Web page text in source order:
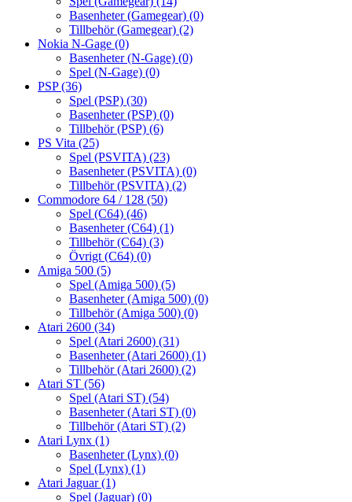
Basenheter (Gamegear) (0)
Tillbehör (Gamegear) (2)
Nokia N-Gage (0)
Basenheter (N-Gage) (0)
Spel (N-Gage) (0)
PSP(36)
Spel (PSP) (30)
Basenheter (PSP) (0)
Tillbehör (PSP) (6)
PS Vita (25)
Spel (PSVITA) (23)
Basenheter (PSVITA) (0)
Tillbehör (PSVITA) (2)
Commodore 64 / 128 (50)
Spel (C64) (46)
Basenheter (C64) (1)
Tillbehör (C64) (3)
Övrigt (C64) (0)
Amiga 500 (5)
Spel (Amiga 500) (5)
Basenheter (Amiga 500) (0)
Tillbehör (Amiga 500) (0)
Atari 2600 (34)
Spel (Atari 2600) (31)
Basenheter (Atari 2600) (1)
Tillbehör (Atari 2600) (2)
Atari ST (56)
Spel (Atari ST) (54)
Basenheter (Atari ST) (0)
Tillbehör (Atari ST) (2)
Atari Lynx (1)
Basenheter (Lynx) (0)
Spel (Lynx) (1)
Atari Jaguar(1)
Spel (Jaguar) (0)